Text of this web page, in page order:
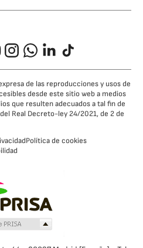
InstagramWhatsappLinkedIn
TikTok
de las reproducciones y usos de
desde este sitio web a medios
que resulten adecuados a tal fin de
Real Decreto-ley 24/2021, de 2 de
Política de cookies